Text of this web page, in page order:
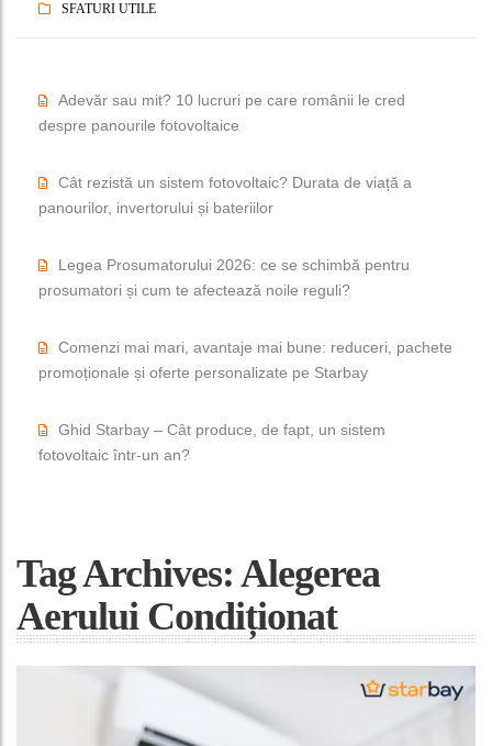
SFATURI UTILE
Adevăr sau mit? 10 lucruri pe care românii le cred
despre panourile fotovoltaice
Cât rezistă un sistem fotovoltaic? Durata de viață a
panourilor, invertorului și bateriilor
Legea Prosumatorului 2026: ce se schimbă pentru
prosumatori și cum te afectează noile reguli?
Comenzi mai mari, avantaje mai bune: reduceri, pachete
promoționale și oferte personalizate pe Starbay
Ghid Starbay – Cât produce, de fapt, un sistem
fotovoltaic într-un an?
Tag Archives: Alegerea
Aerului Condiționat